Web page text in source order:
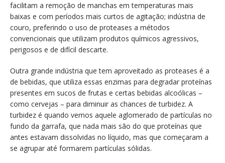
facilitam a remoção de manchas em temperaturas mais
baixas e com períodos mais curtos de agitação; indústria de
couro, preferindo o uso de proteases a métodos
convencionais que utilizam produtos químicos agressivos,
perigosos e de difícil descarte.
Outra grande indústria que tem aproveitado as proteases é a
de bebidas, que utiliza essas enzimas para degradar proteínas
presentes em sucos de frutas e certas bebidas alcoólicas –
como cervejas – para diminuir as chances de turbidez. A
turbidez é quando vemos aquele aglomerado de partículas no
fundo da garrafa, que nada mais são do que proteínas que
antes estavam dissolvidas no líquido, mas que começaram a
se agrupar até formarem partículas sólidas.